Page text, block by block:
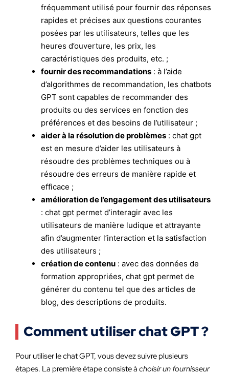
fréquemment utilisé pour fournir des réponses
rapides et précises aux questions courantes
posées par les utilisateurs, telles que les
heures d’ouverture, les prix, les
caractéristiques des produits, etc. ;
fournir des recommandations : à l’aide
d’algorithmes de recommandation, les chatbots
GPT sont capables de recommander des
produits ou des services en fonction des
préférences et des besoins de l’utilisateur ;
aider à la résolution de problèmes : chat gpt
est en mesure d’aider les utilisateurs à
résoudre des problèmes techniques ou à
résoudre des erreurs de manière rapide et
efficace ;
amélioration de l’engagement des utilisateurs
: chat gpt permet d’interagir avec les
utilisateurs de manière ludique et attrayante
afin d’augmenter l’interaction et la satisfaction
des utilisateurs ;
création de contenu : avec des données de
formation appropriées, chat gpt permet de
générer du contenu tel que des articles de
blog, des descriptions de produits.
Comment utiliser chat GPT ?
Pour utiliser le chat GPT, vous devez suivre plusieurs
étapes. La première étape consiste à choisir un fournisseur